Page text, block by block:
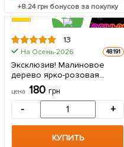
+8.24грн бонусов за покупку
13
На Осень-2026 48191
Эксклюзив! Малиновое
дерево ярко-розовая
"Ягодный букет" (Berry
bouquet) (премиальный
сорт, очень сладкий) 1 шт в
упаковке
цена 180грн
- +
КУПИТЬ